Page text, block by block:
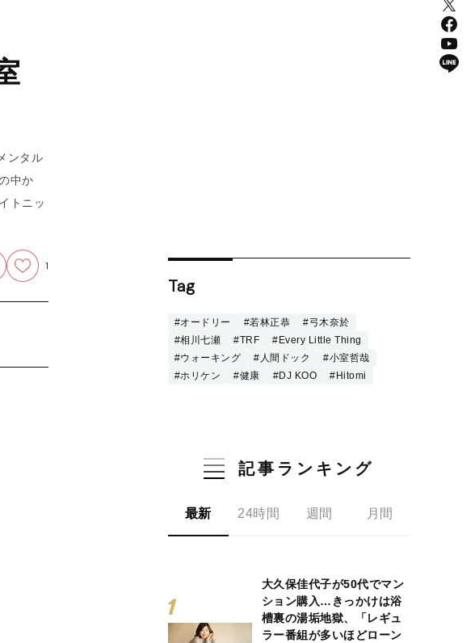
ンタル
中か
トニッ
1
Tag
#オードリー #若林正恭
#弓木奈於
#相川七瀬
#TRF
#Every Little Thing
#ウォーキング
#人間ドック
#小室哲哉
#ホリケン
#健康 #DJ KOO #Hitomi
記事ランキング
最新 24時間 週間 月間
大久保佳代子が50代でマン
ション購入…きっかけは浴
槽裏の湯垢地獄、「レギュ
ラー番組が多いほどローン